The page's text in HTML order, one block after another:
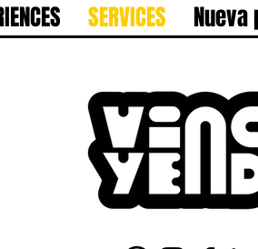
SERVICES